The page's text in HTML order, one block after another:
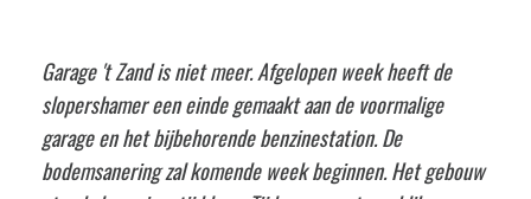
Garage 't Zand is niet meer. Afgelopen week heeft de
slopershamer een einde gemaakt aan de voormalige
garage en het bijbehorende benzinestation. De
bodemsanering zal komende week beginnen. Het gebouw